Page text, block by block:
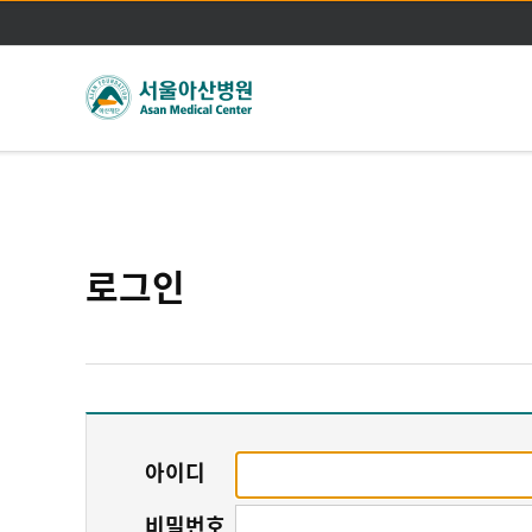
로그인
아이디
비밀번호